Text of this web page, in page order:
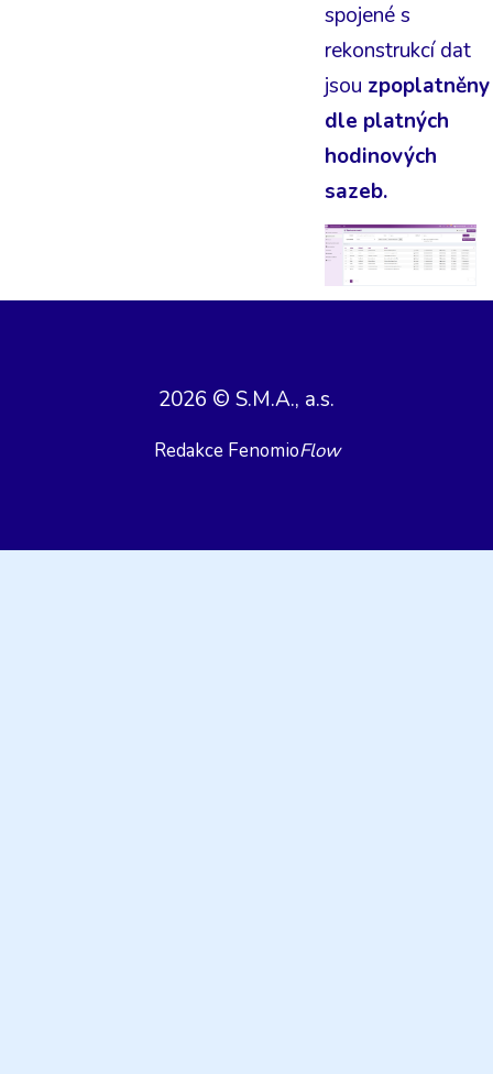
spojené s
rekonstrukcí dat
jsou zpoplatněny
dle platných
hodinových
sazeb.
2026 © S.M.A., a.s.
Redakce FenomioFlow